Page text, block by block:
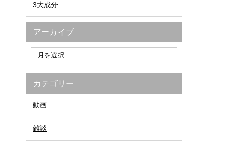
3大成分
アーカイブ
カテゴリー
動画
雑談